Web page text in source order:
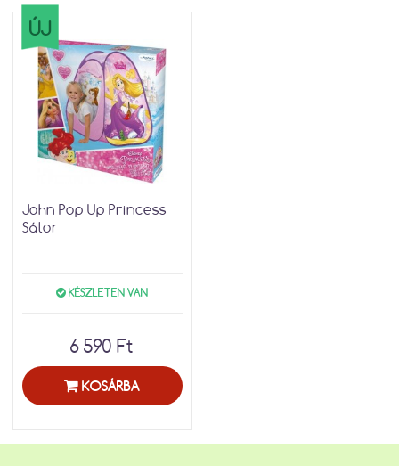
ÚJ
John Pop Up Princess
Sátor
KÉSZLETEN VAN
6 590 Ft
KOSÁRBA